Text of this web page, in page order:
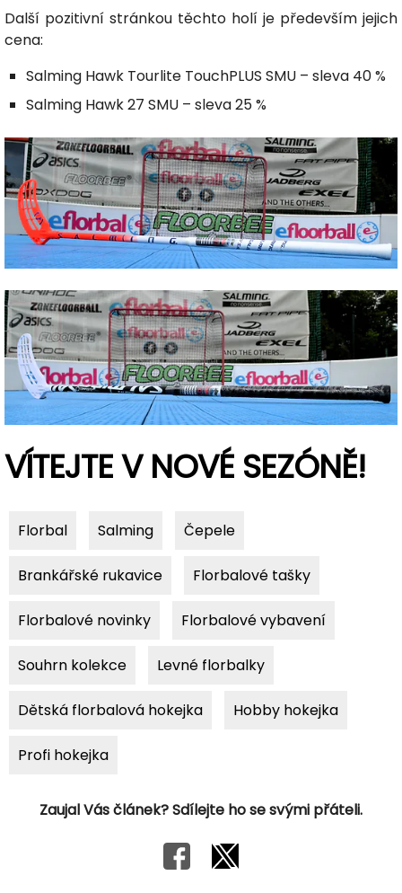
Další pozitivní stránkou těchto holí je především jejich
cena:
Salming Hawk Tourlite TouchPLUS SMU – sleva 40 %
Salming Hawk 27 SMU – sleva 25 %
VÍTEJTE V NOVÉ SEZÓNĚ!
Florbal Salming Čepele
Brankářské rukavice Florbalové tašky
Florbalové novinky Florbalové vybavení
Souhrn kolekce Levné florbalky
Dětská florbalová hokejka Hobby hokejka
Profi hokejka
Zaujal Vás článek? Sdílejte ho se svými přáteli.